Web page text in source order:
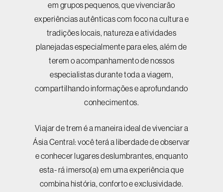
em grupos pequenos, que vivenciarão
experiências autênticas com foco na cultura e
tradições locais, natureza e atividades
planejadas especialmente para eles, além de
terem o acompanhamento de nossos
especialistas durante toda a viagem,
compartilhando informações e aprofundando
conhecimentos.
Viajar de trem é a maneira ideal de vivenciar a
Ásia Central: você terá a liberdade de observar
e conhecer lugares deslumbrantes, enquanto
esta- rá imerso(a) em uma experiência que
combina história, conforto e exclusividade.